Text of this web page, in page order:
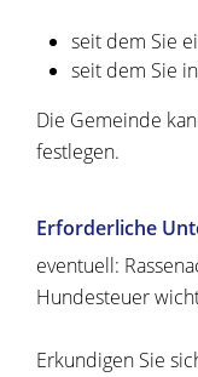
seit dem Sie
seit dem Sie
Die Gemeinde
festlegen.
Erforderliche
eventuell:
Hundesteuer
Erkundigen Sie